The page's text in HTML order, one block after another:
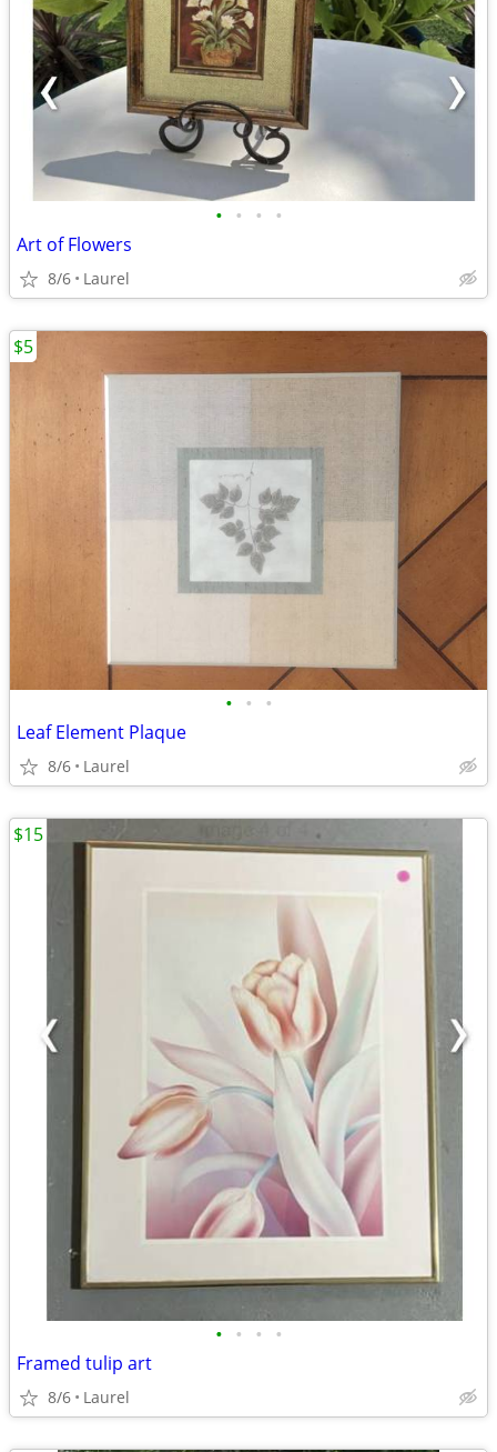
• • • •
Art of Flowers
8/6 Laurel
• • •
Leaf Element Plaque
8/6 Laurel
$5
• • • •
Framed tulip art
8/6 Laurel
$15